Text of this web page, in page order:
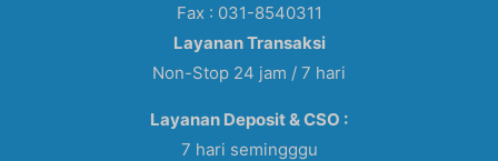
Fax : 031-8540311
Layanan Transaksi
Non-Stop 24 jam / 7 hari
Layanan Deposit & CSO :
7 hari semingggu